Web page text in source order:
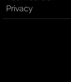
Privacy